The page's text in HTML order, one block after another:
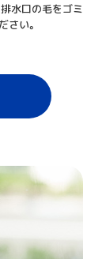
水口の毛をゴミ
さい。